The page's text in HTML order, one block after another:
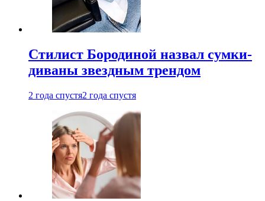
Стилист Бородиной назвал сумки-
диваны звездным трендом
2 года спустя2 года спустя